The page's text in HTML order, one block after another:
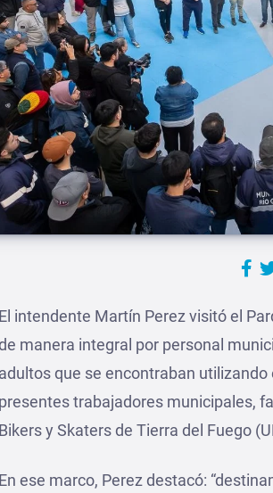
El intendente Martín Perez visitó el
manera integral por personal
adultos que se encontraban
presentes trabajadores municipales,
Bikers y Skaters de Tierra del Fuego
En ese marco, Perez destacó: